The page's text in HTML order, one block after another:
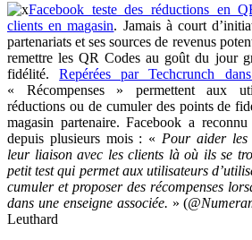
Facebook teste des réductions en
clients en magasin. Jamais à court
partenariats et ses sources de revenus
remettre les QR Codes au goût du jour
fidélité.Repérées par Techcrunch
« Récompenses » permettent aux
réductions ou de cumuler des points de
magasin partenaire. Facebook a
depuis plusieurs mois : « Pour aider les
leur liaison avec les clients là où ils se
petit test qui permet aux utilisateurs
cumuler et proposer des récompenses
dans une enseigne associée. » (
Leuthard